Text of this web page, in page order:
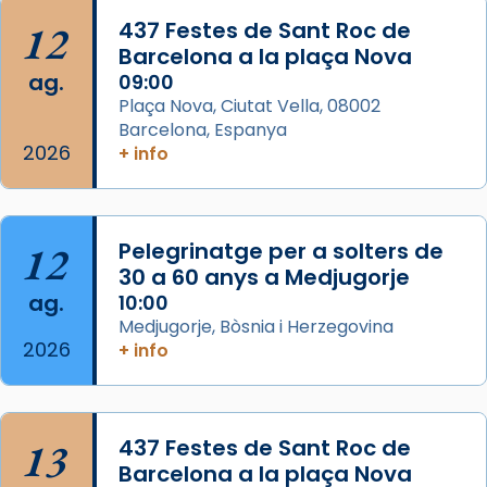
concelebrat el bisbe auxiliar de Barcelona,
Mons. David Abadías.
📸 Dr. G. Simón
Photo
View on Facebook
2 weeks ago
Memòria de les santes Juliana i
Semproniana, verges i màrtirs.
Acompanyant la història de sant Cugat, a
partir de l’Edat Mitjana sorgeix la tradició
que les santes Juliana (“relatiu a Júlia”) i
Semproniana (“relatiu a Semprònia =
eterna”) són deixebles seves. I l’any 1667, el
12
ag.
2026
437 Festes de Sant Roc de
Barcelona a la plaça Nova
09:00
Plaça Nova, Ciutat Vella, 08002
Barcelona, Espanya
+ info
12
ag.
2026
Pelegrinatge per a solters de
30 a 60 anys a Medjugorje
10:00
Medjugorje, Bòsnia i Herzegovina
+ info
13
437 Festes de Sant Roc de
Barcelona a la plaça Nova